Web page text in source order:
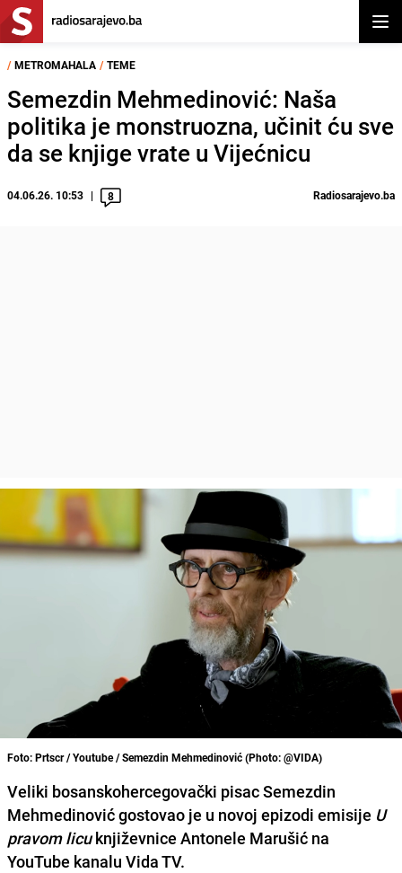
/ METROMAHALA / TEME
Semezdin Mehmedinović: Naša
politika je monstruozna, učinit ću sve
da se knjige vrate u Vijećnicu
04.06.26. 10:53 8 Radiosarajevo.ba
Foto: Prtscr / Youtube / Semezdin Mehmedinović (Photo: @VIDA)
Veliki bosanskohercegovački pisac Semezdin
Mehmedinović gostovao je u novoj epizodi emisije U
pravom licuknjiževnice Antonele Marušić na
YouTube kanalu Vida TV.